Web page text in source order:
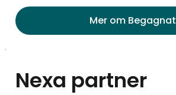
Mer om Begagnat
Nexa partner